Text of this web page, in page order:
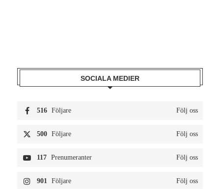
SOCIALA MEDIER
516 Följare Följ oss
500 Följare Följ oss
117 Prenumeranter Följ oss
901 Följare Följ oss